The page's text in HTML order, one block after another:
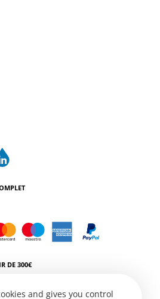
DE 300€
and gives you control